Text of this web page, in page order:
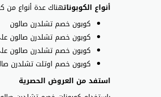
أنواع الكوبوناتهناك عدة أنواع من
كوبون خصم تشلدرن صالون
كوبون خصم تشلدرن صالون
كوبون خصم تشلدرن صالون
كوبون خصم اوتلت تشلدرن
استفد من العروض الحصرية